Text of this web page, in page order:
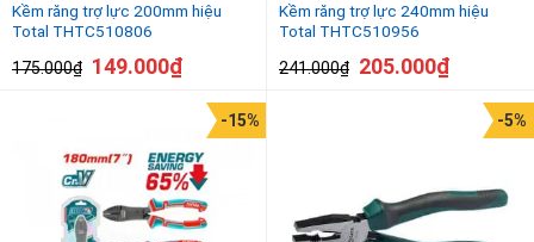
Kềm răng trợ lực 200mm hiệu
Total THTC510806
175.000₫ 149.000₫
Kềm răng trợ lực 240mm hiệu
Total THTC510956
241.000₫ 205.000₫
-15% -5%